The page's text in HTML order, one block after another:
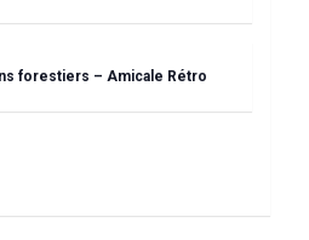
forestiers – Amicale Rétro